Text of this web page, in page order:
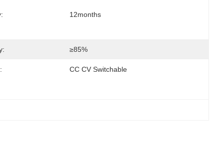
12months
≥85%
CC CV Switchable